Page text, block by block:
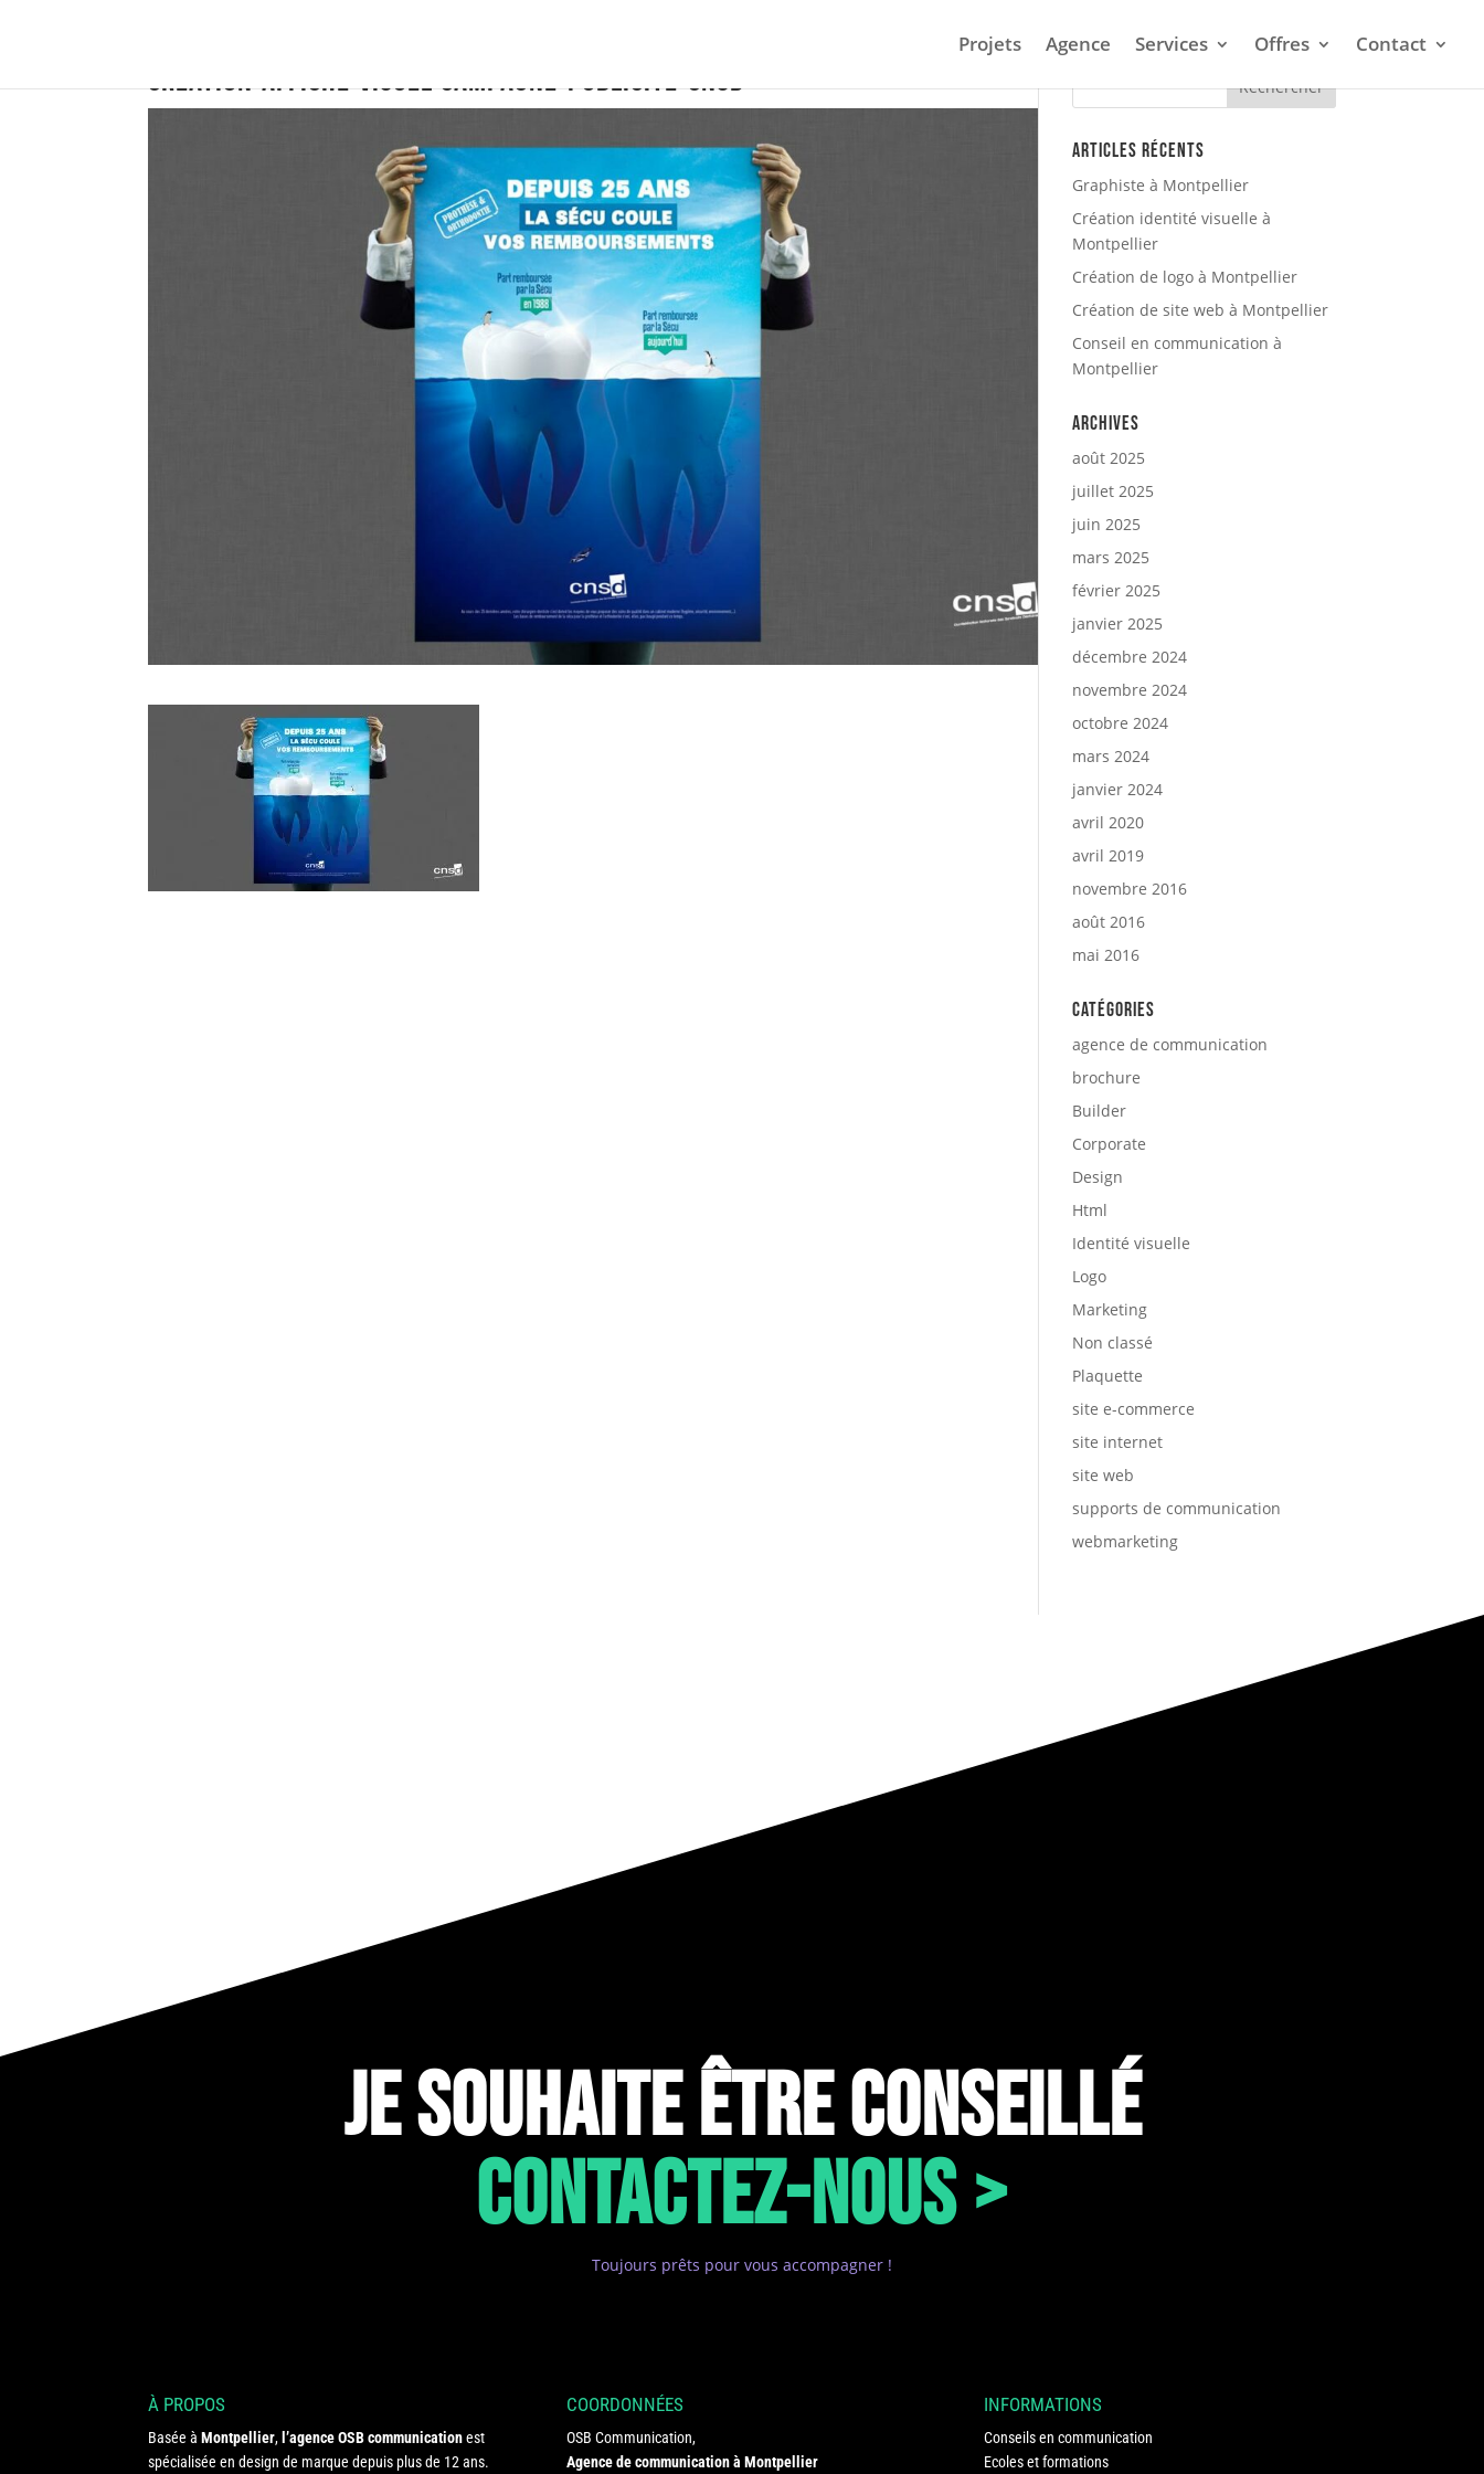
Projets Agence Services Offres Contact
creation-affiche-visuel-campagne-publicite-cnsd
Articles récents
Graphiste à Montpellier
Création identité visuelle à
Montpellier
Création de logo à Montpellier
Création de site web à Montpellier
Conseil en communication à
Montpellier
Archives
août 2025
juillet 2025
juin 2025
mars 2025
février 2025
janvier 2025
décembre 2024
novembre 2024
octobre 2024
mars 2024
janvier 2024
avril 2020
avril 2019
novembre 2016
août 2016
mai 2016
Catégories
agence de communication
brochure
Builder
Corporate
Design
Html
Identité visuelle
Logo
Marketing
Non classé
Plaquette
site e-commerce
site internet
site web
supports de communication
webmarketing
JE SOUHAITE ÊTRE CONSEILLÉ
CONTACTEZ-NOUS >
Toujours prêts pour vous accompagner !
À PROPOS
Basée àMontpellier, l’agence OSB communicationest
spécialisée en design de marque depuis plus de 12 ans.
COORDONNÉES
OSB Communication,
Agence de communication à Montpellier
INFORMATIONS
Conseils en communication
Ecoles et formations